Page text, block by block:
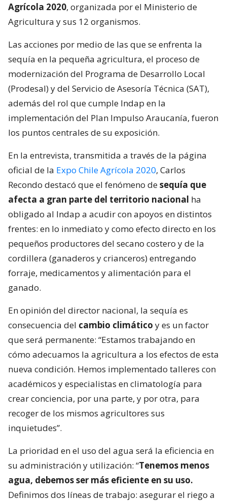
Agrícola 2020, organizada por el Ministerio de
Agricultura y sus 12 organismos.
Las acciones por medio de las que se enfrenta la
sequía en la pequeña agricultura, el proceso de
modernización del Programa de Desarrollo Local
(Prodesal) y del Servicio de Asesoría Técnica (SAT),
además del rol que cumple Indap en la
implementación del Plan Impulso Araucanía, fueron
los puntos centrales de su exposición.
En la entrevista, transmitida a través de la página
oficial de la Expo Chile Agrícola 2020, Carlos
Recondo destacó que el fenómeno desequía que
afecta a gran parte del territorio nacional ha
obligado al Indap a acudir con apoyos en distintos
frentes: en lo inmediato y como efecto directo en los
pequeños productores del secano costero y de la
cordillera (ganaderos y crianceros) entregando
forraje, medicamentos y alimentación para el
ganado.
En opinión del director nacional, la sequía es
consecuencia del cambio climático y es un factor
que será permanente: “Estamos trabajando en
cómo adecuamos la agricultura a los efectos de esta
nueva condición. Hemos implementado talleres con
académicos y especialistas en climatología para
crear conciencia, por una parte, y por otra, para
recoger de los mismos agricultores sus
inquietudes”.
La prioridad en el uso del agua será la eficiencia en
su administración y utilización: “Tenemos menos
agua, debemos ser más eficiente en su uso.
Definimos dos líneas de trabajo: asegurar el riego a